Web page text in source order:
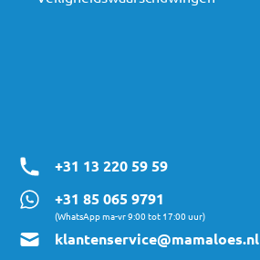
+31 13 220 59 59
+31 85 065 9791
(WhatsApp ma-vr 9:00 tot 17:00 uur)
klantenservice@mamaloes.nl